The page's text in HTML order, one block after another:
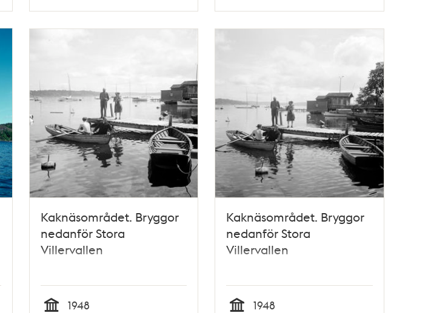
Typ Typ
Kaknäsområdet. Bryggor
nedanför Stora
Villervallen
1948
Kaknäsområdet. Bryggor
nedanför Stora
Villervallen
1948